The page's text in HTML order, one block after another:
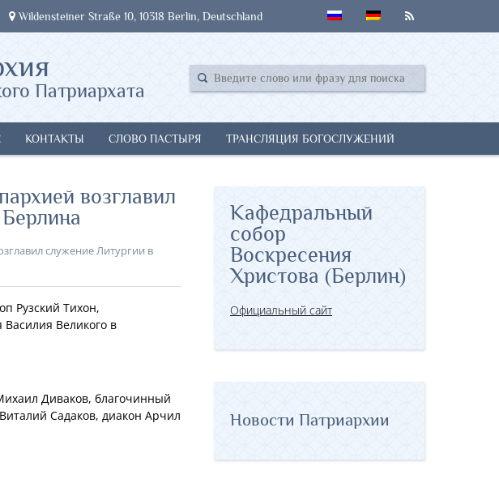
Wildensteiner Straße 10, 10318 Berlin, Deutschland
Патриархата
КОНТАКТЫ СЛОВО ПАСТЫРЯ ТРАНСЛЯЦИЯ БОГОСЛУЖЕНИЙ
возглавил
служение Литургии в
Рузский Тихон,
Великого в
Диваков, благочинный
Садаков, диакон Арчил
Кафедральный
собор
Воскресения
Христова (Берлин)
Официальный сайт
Новости Патриархии